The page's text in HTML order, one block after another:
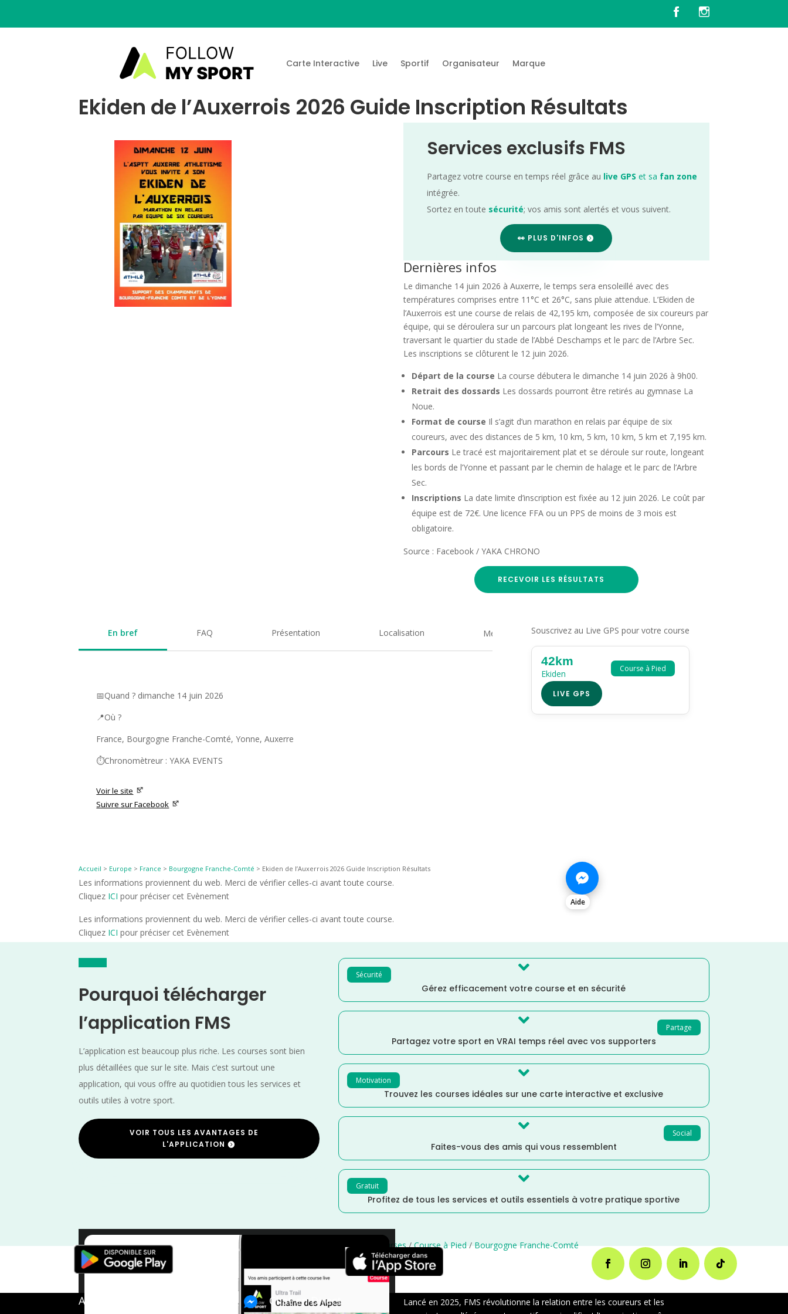
Carte Interactive Live Sportif Organisateur Marque
Ekiden de l’Auxerrois 2026 Guide Inscription Résultats
Services exclusifs FMS
Partagez votre course en temps réel grâce au live GPS et sa fan zone
intégrée.
Sortez en toute sécurité; vos amis sont alertés et vous suivent.
👀 PLUS D'INFOS
Dernières infos
Le dimanche 14 juin 2026 à Auxerre, le temps sera ensoleillé avec des
températures comprises entre 11°C et 26°C, sans pluie attendue. L’Ekiden de
l’Auxerrois est une course de relais de 42,195 km, composée de six coureurs par
équipe, qui se déroulera sur un parcours plat longeant les rives de l’Yonne,
traversant le quartier du stade de l’Abbé Deschamps et le parc de l’Arbre Sec.
Les inscriptions se clôturent le 12 juin 2026.
Départ de la course La course débutera le dimanche 14 juin 2026 à 9h00.
Retrait des dossards Les dossards pourront être retirés au gymnase La
Noue.
Format de course Il s’agit d’un marathon en relais par équipe de six
coureurs, avec des distances de 5 km, 10 km, 5 km, 10 km, 5 km et 7,195 km.
Parcours Le tracé est majoritairement plat et se déroule sur route, longeant
les bords de l’Yonne et passant par le chemin de halage et le parc de l’Arbre
Sec.
Inscriptions La date limite d’inscription est fixée au 12 juin 2026. Le coût par
équipe est de 72€. Une licence FFA ou un PPS de moins de 3 mois est
obligatoire.
Source : Facebook / YAKA CHRONO
RECEVOIR LES RÉSULTATS
En bref FAQ Présentation Localisation Medias
📅Quand ? dimanche 14 juin 2026
📍Où ?
France, Bourgogne Franche-Comté, Yonne, Auxerre
⏱️Chronomètreur : YAKA EVENTS
Voir le site
Suivre sur Facebook
Souscrivez au Live GPS pour votre course
Course à Pied
42km
Ekiden
LIVE GPS
Accueil > Europe > France > Bourgogne Franche-Comté > Ekiden de l’Auxerrois 2026 Guide Inscription Résultats
Les informations proviennent du web. Merci de vérifier celles-ci avant toute course.
Cliquez ICI pour préciser cet Evènement
Les informations proviennent du web. Merci de vérifier celles-ci avant toute course.
Cliquez ICI pour préciser cet Evènement
Aide
Pourquoi télécharger
l’application FMS
L’application est beaucoup plus riche. Les courses sont bien
plus détaillées que sur le site. Mais c’est surtout une
application, qui vous offre au quotidien tous les services et
outils utiles à votre sport.
VOIR TOUS LES AVANTAGES DE
L'APPLICATION
Sécurité 
Gérez efficacement votre course et en sécurité
Partage

Partagez votre sport en VRAI temps réel avec vos supporters
Motivation 
Trouvez les courses idéales sur une carte interactive et exclusive
Social

Faites-vous des amis qui vous ressemblent
Gratuit 
Profitez de tous les services et outils essentiels à votre pratique sportive
×
Distance Marathon courses/Course à Pied/Bourgogne Franche-Comté
A propos de FMS Chat en Direct
Lancé en 2025, FMS révolutionne la relation entre les coureurs et les